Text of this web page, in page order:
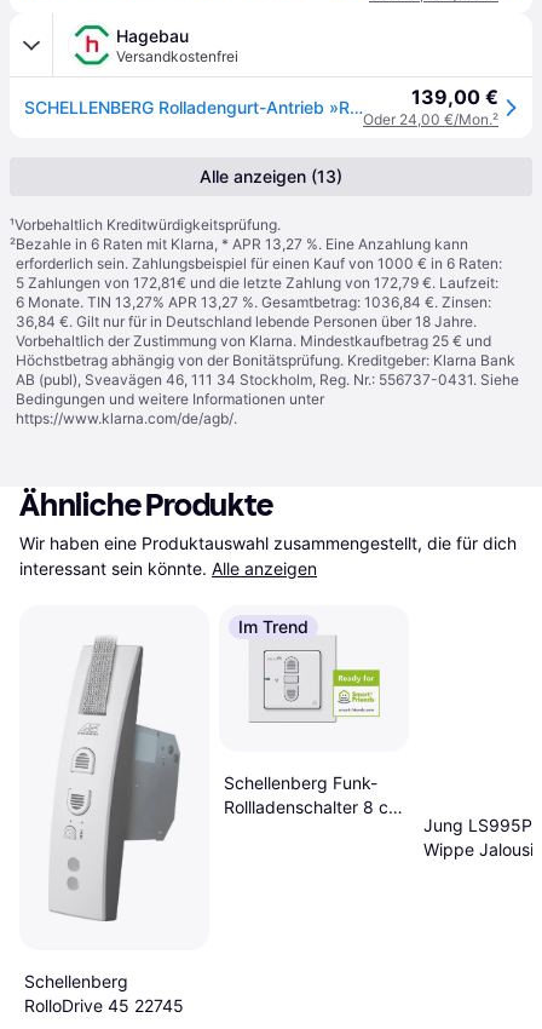
Hagebau
Versandkostenfrei
SCHELLENBERG Rolladengurt-Antrieb »ROLLODRIVE 65 STANDARD«, 70 W - weiss 139,00 €
Oder 24,00 €/Mon.²
Alle anzeigen (13)
¹Vorbehaltlich Kreditwürdigkeitsprüfung.
²Bezahle in 6 Raten mit Klarna, * APR 13,27 %. Eine Anzahlung kann
erforderlich sein. Zahlungsbeispiel für einen Kauf von 1000 € in 6 Raten:
5 Zahlungen von 172,81€ und die letzte Zahlung von 172,79 €. Laufzeit:
6 Monate. TIN 13,27% APR 13,27 %. Gesamtbetrag: 1036,84 €. Zinsen:
36,84 €. Gilt nur für in Deutschland lebende Personen über 18 Jahre.
Vorbehaltlich der Zustimmung von Klarna. Mindestkaufbetrag 25 € und
Höchstbetrag abhängig von der Bonitätsprüfung. Kreditgeber: Klarna Bank
AB (publ), Sveavägen 46, 111 34 Stockholm, Reg. Nr.: 556737-0431. Siehe
Bedingungen und weitere Informationen unter
https://www.klarna.com/de/agb/.
Ähnliche Produkte
Wir haben eine Produktauswahl zusammengestellt, die für dich
interessant sein könnte. Alle anzeigen
Schellenberg
RolloDrive 45 22745
Im Trend
Schellenberg Funk-
Rollladenschalter 8 cm
Jung
Wippe Jalousie